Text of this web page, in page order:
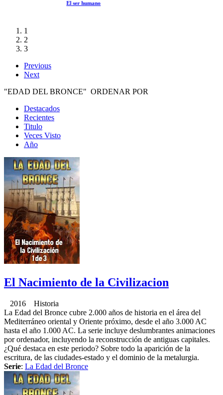
1
2
3
Previous
Next
"EDAD DEL BRONCE" ORDENAR POR
Destacados
Recientes
Titulo
Veces Visto
Año
El Nacimiento de la Civilizacion
2016 Historia
La Edad del Bronce cubre 2.000 años de historia en el área del
Mediterráneo oriental y Oriente próximo, desde el año 3.000 AC
hasta el año 1.000 AC. La serie incluye deslumbrantes animaciones
por ordenador, incluyendo la reconstrucción de antiguas capitales.
¿Qué destaca en este periodo? Sobre todo la aparición de la
escritura, de las ciudades-estado y el dominio de la metalurgia.
Serie: La Edad del Bronce